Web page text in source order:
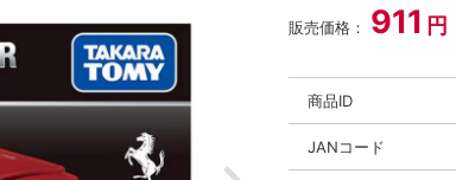
販売価格： 911 円
商品ID
JANコード